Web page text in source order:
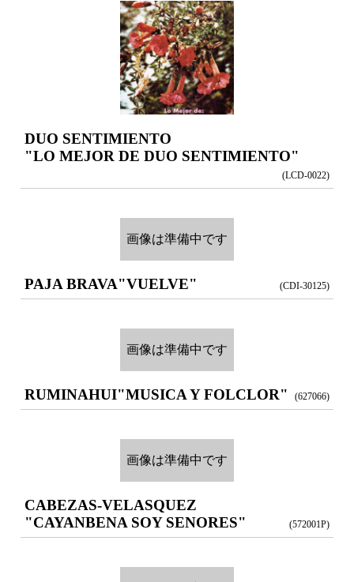
DUO SENTIMIENTO
"LO MEJOR DE DUO SENTIMIENTO"
(LCD-0022)
画像は準備中です
PAJA BRAVA"VUELVE" (CDI-30125)
画像は準備中です
RUMINAHUI"MUSICA Y FOLCLOR" (627066)
画像は準備中です
CABEZAS-VELASQUEZ
"CAYANBENA SOY SENORES"
(572001P)